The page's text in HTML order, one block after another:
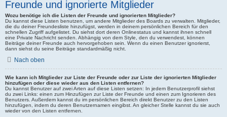
Freunde und ignorierte Mitglieder
Wozu benötige ich die Listen der Freunde und ignorierten Mitglieder?
Du kannst diese Listen benutzen, um andere Mitglieder des Boards zu verwalten. Mitglieder,
die du deiner Freundesliste hinzufügst, werden in deinem persönlichen Bereich für den
schnellen Zugriff aufgelistet. Du siehst dort deren Onlinestatus und kannst ihnen schnell
eine Private Nachricht senden. Abhängig von dem Style, den du verwendest, können
Beiträge deiner Freunde auch hervorgehoben sein. Wenn du einen Benutzer ignorierst,
dann siehst du seine Beiträge standardmäßig nicht.
Nach oben
Wie kann ich Mitglieder zur Liste der Freunde oder zur Liste der ignorierten Mitglieder
hinzufügen oder diese wieder aus den Listen entfernen?
Du kannst Benutzer auf zwei Arten auf diese Listen setzen: In jedem Benutzerprofil siehst
du zwei Links: einen zum Hinzufügen zur Liste der Freunde und einen zum Ignorieren des
Benutzers. Außerdem kannst du im persönlichen Bereich direkt Benutzer zu den Listen
hinzufügen, indem du deren Benutzernamen eingibst. An gleicher Stelle kannst du sie auch
wieder von den Listen entfernen.